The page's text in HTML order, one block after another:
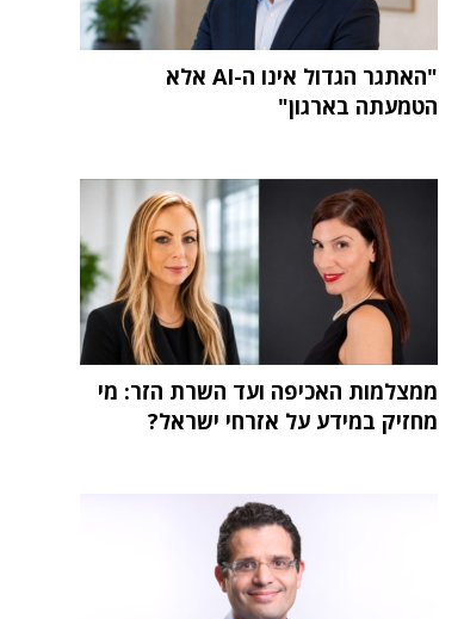
"האתגר הגדול אינו ה-AI אלא
הטמעתה בארגון"
ממצלמות האכיפה ועד השרת הזר: מי
מחזיק במידע על אזרחי ישראל?